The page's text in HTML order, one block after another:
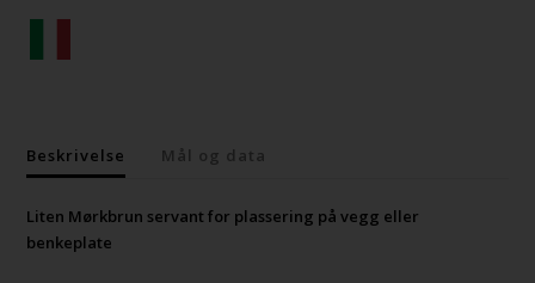
Beskrivelse Mål og data
Liten Mørkbrun servant for plassering på vegg eller
benkeplate